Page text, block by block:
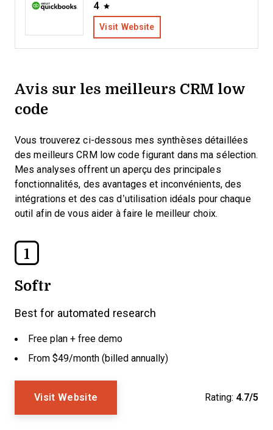
4
Visit Website
Avis sur les meilleurs CRM low
code
Vous trouverez ci-dessous mes synthèses détaillées
des meilleurs CRM low code figurant dans ma sélection.
Mes analyses offrent un aperçu des principales
fonctionnalités, des avantages et inconvénients, des
intégrations et des cas d’utilisation idéals pour chaque
outil afin de vous aider à faire le meilleur choix.
1
Softr
Best for automated research
Free plan + free demo
From $49/month (billed annually)
Visit Website Rating: 4.7/5